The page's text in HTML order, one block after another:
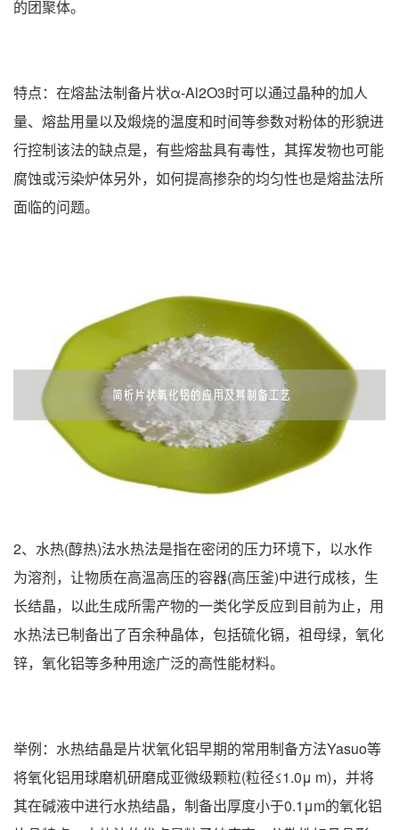
的团聚体。
特点：在熔盐法制备片状α-Al2O3时可以通过晶种的加人
量、熔盐用量以及煅烧的温度和时间等参数对粉体的形貌进
行控制该法的缺点是，有些熔盐具有毒性，其挥发物也可能
腐蚀或污染炉体另外，如何提高掺杂的均匀性也是熔盐法所
面临的问题。
2、水热(醇热)法水热法是指在密闭的压力环境下，以水作
为溶剂，让物质在高温高压的容器(高压釜)中进行成核，生
长结晶，以此生成所需产物的一类化学反应到目前为止，用
水热法已制备出了百余种晶体，包括硫化镉，祖母绿，氧化
锌，氧化铝等多种用途广泛的高性能材料。
举例：水热结晶是片状氧化铝早期的常用制备方法Yasuo等
将氧化铝用球磨机研磨成亚微级颗粒(粒径≤1.0μ m)，并将
其在碱液中进行水热结晶，制备出厚度小于0.1μm的氧化铝